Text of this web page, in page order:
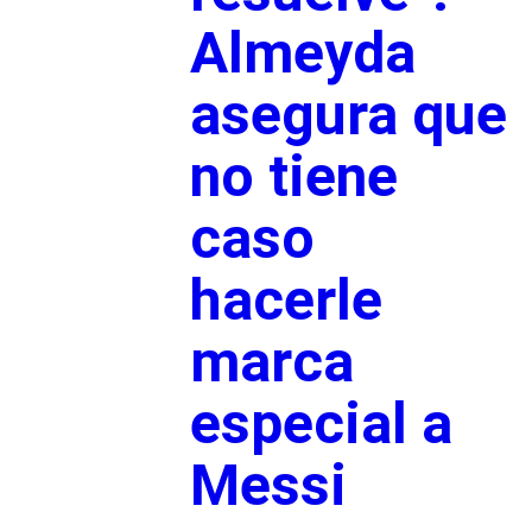
Almeyda
asegura que
no tiene
caso
hacerle
marca
especial a
Messi